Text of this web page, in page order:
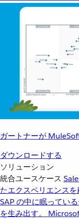
ガートナーが
ダウンロードする
ソリューション
統合ユースケース
たエクスペリエンス
SAP の中に眠ってい
を生み出す。